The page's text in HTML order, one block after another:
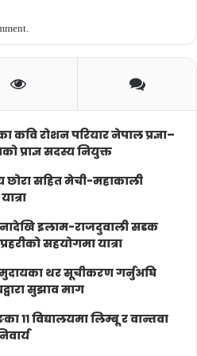
कवि रोशन परियार नेपाल प्रज्ञा–
प्राज्ञ सदस्य नियुक्त
छोरा सहित मेची-महाकाली
इलाम-राजदुवाली सडक
सहयोगमा यात्रा
थर सूचीकरण गर्नुअघि
सुझाव माग
११ विद्यालयमा लिम्बू र वान्तवा